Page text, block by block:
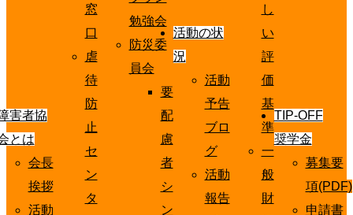
害者協
とは
会長
挨拶
活動
窓
口
虐
待
防
止
セ
ン
タ
勉強会
防災委
員会
要
配
慮
者
シ
ン
活動の状
況
活動
予告
ブロ
グ
活動
報告
し
い
評
価
基
準
一
般
財
TIP-OFF
奨学金
募集要
項(PDF)
申請書